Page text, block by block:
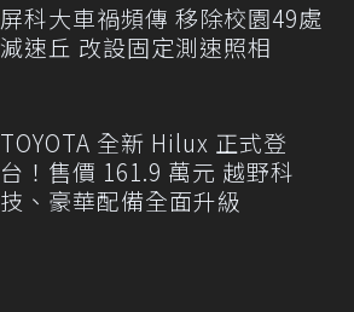
屏科大車禍頻傳 移除校園49處
減速丘 改設固定測速照相
TOYOTA 全新 Hilux 正式登
台！售價 161.9 萬元 越野科
技、豪華配備全面升級